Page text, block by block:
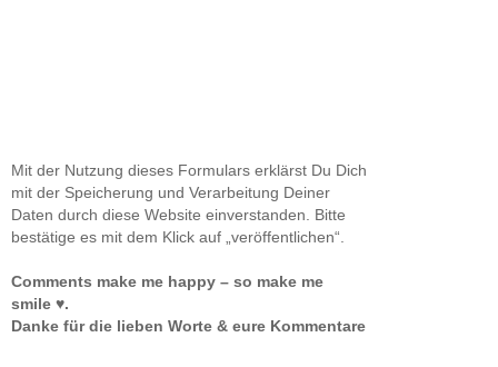
Mit der Nutzung dieses Formulars erklärst Du Dich
mit der Speicherung und Verarbeitung Deiner
Daten durch diese Website einverstanden. Bitte
bestätige es mit dem Klick auf „veröffentlichen“.
Comments make me happy – so make me
smile ♥.
Danke für die lieben Worte & eure Kommentare